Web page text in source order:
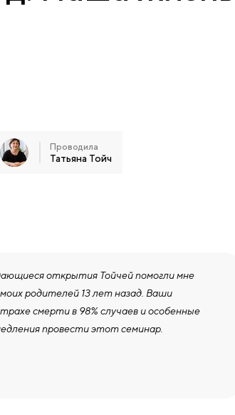
Проводила
Татьяна Тойч
открытия Тойчей помогли мне
родителей 13 лет назад. Ваши
смерти в 98% случаев и особенные
провести этот семинар.